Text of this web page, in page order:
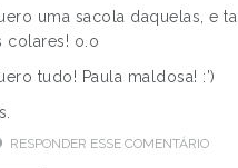
uma sacola daquelas, e
colares! o.o
tudo! Paula maldosa! :’)
RESPONDER ESSE COMENTÁRIO